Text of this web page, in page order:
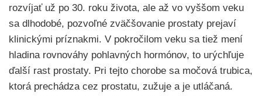
rozvíjať už po 30. roku života, ale až vo vyššom veku
sa dlhodobé, pozvoľné zväčšovanie prostaty prejaví
klinickými príznakmi. V pokročilom veku sa tiež mení
hladina rovnováhy pohlavných hormónov, to urýchľuje
ďalší rast prostaty. Pri tejto chorobe sa močová trubica,
ktorá prechádza cez prostatu, zužuje a je utláčaná.